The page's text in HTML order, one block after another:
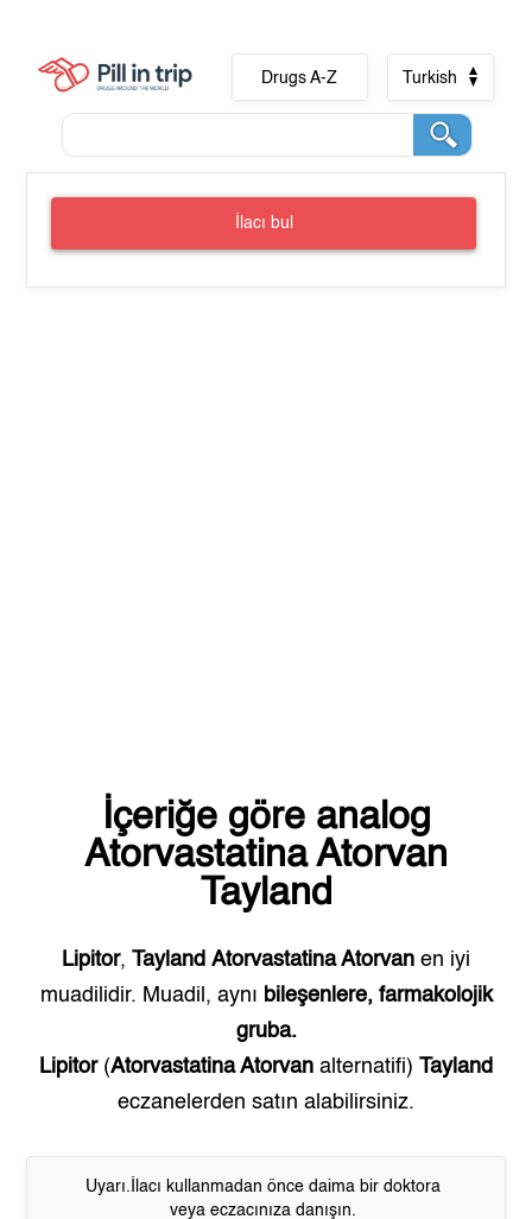
Drugs A-Z Turkish
İlacı bul
İçeriğe göre analog
Atorvastatina Atorvan
Tayland
Lipitor, Tayland Atorvastatina Atorvan en iyi
muadilidir. Muadil, aynı bileşenlere, farmakolojik
gruba.
Lipitor(Atorvastatina Atorvan alternatifi) Tayland
eczanelerden satın alabilirsiniz.
Uyarı.İlacı kullanmadan önce daima bir doktora
veya eczacınıza danışın.